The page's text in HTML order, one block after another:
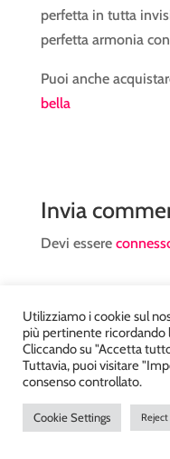
perfetta in tutta
perfetta armonia
Puoi anche
bella
Invia
Devi essere
Atelier Kyriad da Mary
realizzato
Utilizziamo i cookie sul
più pertinente
Cliccando su "Accetta
Tuttavia, puoi visitare
consenso controllato.
Cookie Settings